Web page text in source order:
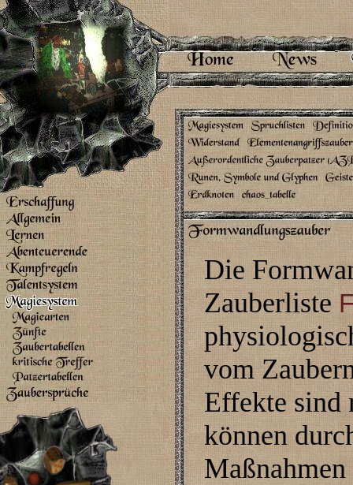
Die
Zauberliste
vom
Effekte sind
können